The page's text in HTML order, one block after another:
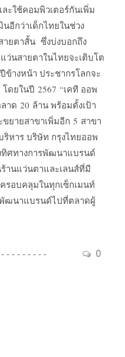
0
ะใช้คอมพิวเตอร์กันเพิ่ม
อีกว่าเด็กไทยในช่วง
ายตาสั้น ซึ่งบ่งบอกถึง
ว่นสายตาในไทยจะเติบโต
ข้างหน้า ประชากรโลกจะ
ดยในปี 2567 “เคที ออพ
าด 20 ล้าน พร้อมตั้งเป้า
ยายสาขาเพิ่มอีก 5 สาขา
หาร บริษัท กรุงไทยออพ
ทิศทางการพัฒนาแบรนด์
านแว่นตาและเลนส์ที่มี
รอบคลุมในทุกเซ็กเมนท์
พัฒนาแบรนด์ไปที่ตลาดผู้